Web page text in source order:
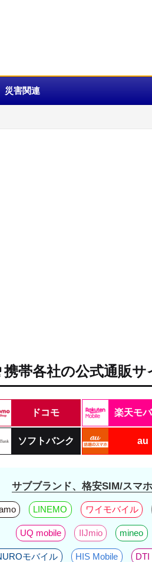
災害関連
携帯各社の公式通販サ
ドコモ 楽天モ
ソフトバンク au
サブブランド、格安SIM/スマホ
LINEMO ワイモバイル
UQ mobile IIJmio mineo
モバイル HIS Mobile DTI